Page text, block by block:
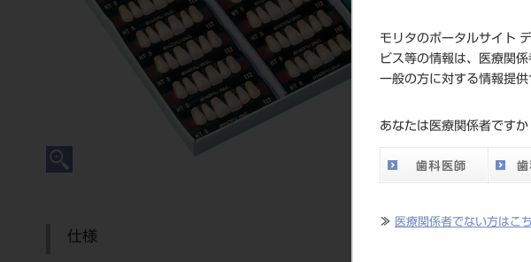
モリタのポータルサイト
ビス等の情報は、医療関
一般の方に対する情報提供
あなたは医療関係者ですか
≫ 医療関係者でない方はこ
仕様